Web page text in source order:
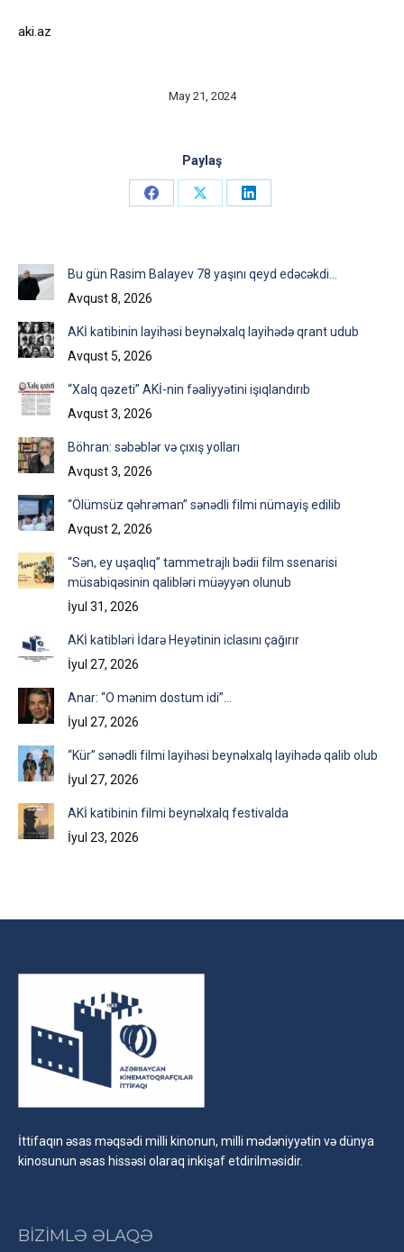
aki.az
May 21, 2024
Paylaş
Share
Share
Share
Bu gün Rasim Balayev 78 yaşını qeyd edəcəkdi…
Avqust 8, 2026
AKİ katibinin layihəsi beynəlxalq layihədə qrant udub
Avqust 5, 2026
“Xalq qəzeti” AKİ-nin fəaliyyətini işıqlandırıb
Avqust 3, 2026
Böhran: səbəblər və çıxış yolları
Avqust 3, 2026
“Ölümsüz qəhrəman” sənədli filmi nümayiş edilib
Avqust 2, 2026
“Sən, ey uşaqlıq” tammetrajlı bədii film ssenarisi
müsabiqəsinin qalibləri müəyyən olunub
İyul 31, 2026
AKİ katibləri İdarə Heyətinin iclasını çağırır
İyul 27, 2026
Anar: “O mənim dostum idi”…
İyul 27, 2026
“Kür” sənədli filmi layihəsi beynəlxalq layihədə qalib olub
İyul 27, 2026
AKİ katibinin filmi beynəlxalq festivalda
İyul 23, 2026
İttifaqın əsas məqsədi milli kinonun, milli mədəniyyətin və dünya
kinosunun əsas hissəsi olaraq inkişaf etdirilməsidir.
BİZİMLƏ ƏLAQƏ